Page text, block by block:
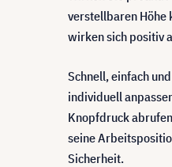
verstellbaren Höhe
wirken sich positiv
Schnell, einfach
individuell
Knopfdruck
seine
Sicherheit.